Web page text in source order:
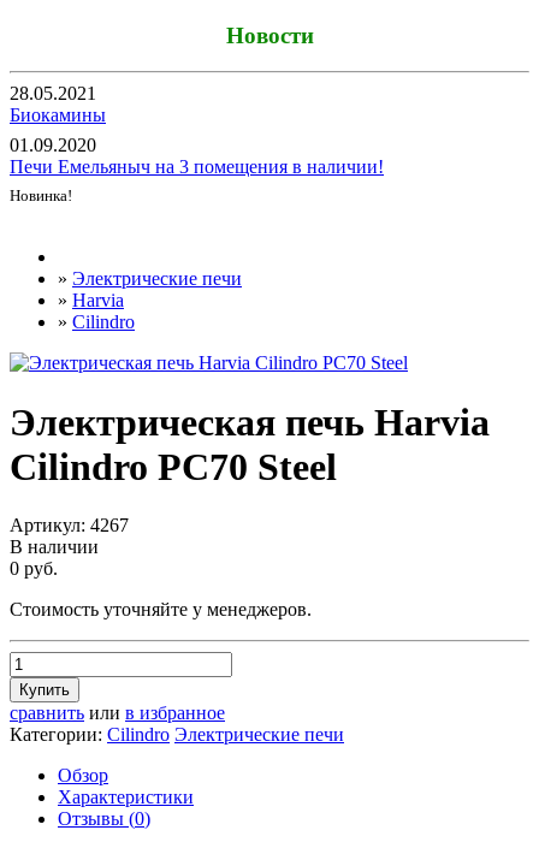
Новости
28.05.2021
Биокамины
01.09.2020
Печи Емельяныч на 3 помещения в наличии!
Новинка!
» Электрические печи
» Harvia
» Cilindro
Электрическая печь Harvia
Cilindro PС70 Steel
Артикул: 4267
В наличии
0 руб.
Стоимость уточняйте у менеджеров.
Купить
сравнить или в избранное
Категории: Cilindro Электрические печи
Обзор
Характеристики
Отзывы (0)